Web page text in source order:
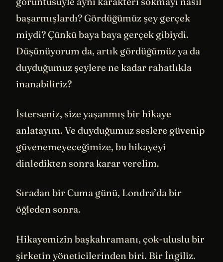
başarmışlardı? Gördüğümüz şey gerçek
miydi? Çünkü baya baya gerçek gibiydi.
Düşünüyorum da, artık gördüğümüz ya da
duyduğumuz şeylere ne kadar rahatlıkla
inanabiliriz?
İsterseniz, size yaşanmış bir hikaye
anlatayım. Ve duyduğumuz seslere güvenip
güvenemeyeceğimize, bu hikayeyi
dinledikten sonra karar verelim.
Sıradan bir Cuma günü, Londra’da bir
öğleden sonra.
Hikayemizin başkahramanı, çok-uluslu bir
şirketin yöneticilerinden biri. Bir İngiliz.